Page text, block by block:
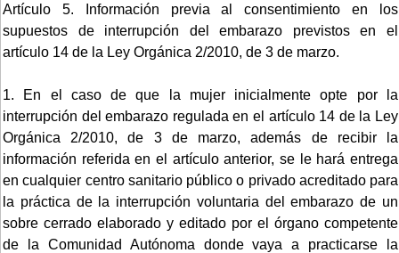
Artículo 5. Información previa al consentimiento en los
supuestos de interrupción del embarazo previstos en el
artículo 14 de la Ley Orgánica 2/2010, de 3 de marzo.
1. En el caso de que la mujer inicialmente opte por la
interrupción del embarazo regulada en el artículo 14 de la Ley
Orgánica 2/2010, de 3 de marzo, además de recibir la
información referida en el artículo anterior, se le hará entrega
en cualquier centro sanitario público o privado acreditado para
la práctica de la interrupción voluntaria del embarazo de un
sobre cerrado elaborado y editado por el órgano competente
de la Comunidad Autónoma donde vaya a practicarse la